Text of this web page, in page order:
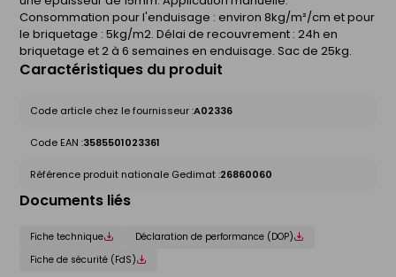
Consommation pour l'enduisage : environ 8kg/m²/cm et pour
le briquetage : 5kg/m2. Délai de recouvrement : 24h en
briquetage et 2 à 6 semaines en enduisage. Sac de 25kg.
Caractéristiques du produit
Code article chez le fournisseur :A02336
Code EAN :3585501023361
Référence produit nationale Gedimat :26860060
Documents liés
Fiche technique
Déclaration de performance (DOP)
Fiche de sécurité (FdS)